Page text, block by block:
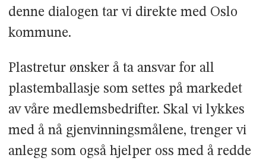
denne dialogen tar vi direkte med Oslo
kommune.
Plastretur ønsker å ta ansvar for all
plastemballasje som settes på markedet
av våre medlemsbedrifter. Skal vi lykkes
med å nå gjenvinningsmålene, trenger vi
anlegg som også hjelper oss med å redde